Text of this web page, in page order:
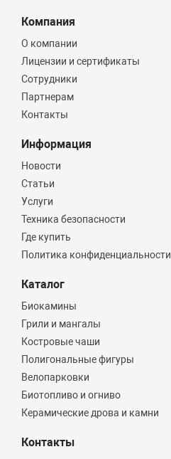
Компания
О компании
Лицензии и сертификаты
Сотрудники
Партнерам
Контакты
Информация
Новости
Статьи
Услуги
Техника безопасности
Где купить
Политика конфиденциальности
Каталог
Биокамины
Грили и мангалы
Костровые чаши
Полигональные фигуры
Велопарковки
Биотопливо и огниво
Керамические дрова и камни
Контакты